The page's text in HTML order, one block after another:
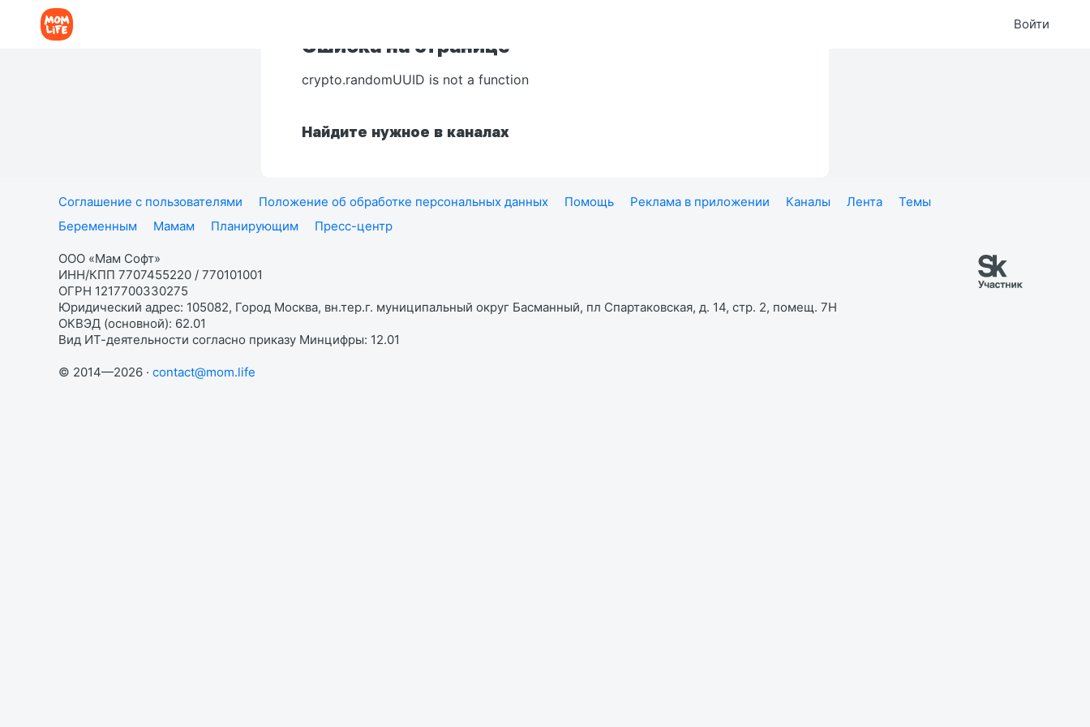
Войти
Ошибка на странице
crypto.randomUUID is not a function
Найдите нужное в каналах
Соглашение с пользователями Положение об обработке персональных данных Помощь Реклама в приложении Каналы Лента
Темы
Беременным
Мамам Планирующим Пресс-центр
ООО «Мам Софт»
ИНН/КПП 7707455220 / 770101001
ОГРН 1217700330275
Юридический адрес: 105082, Город Москва, вн.тер.г. муниципальный округ Басманный, пл Спартаковская, д. 14, стр. 2, помещ. 7Н
ОКВЭД (основной): 62.01
Вид ИТ-деятельности согласно приказу Минцифры: 12.01
© 2014—2026 · contact@mom.life